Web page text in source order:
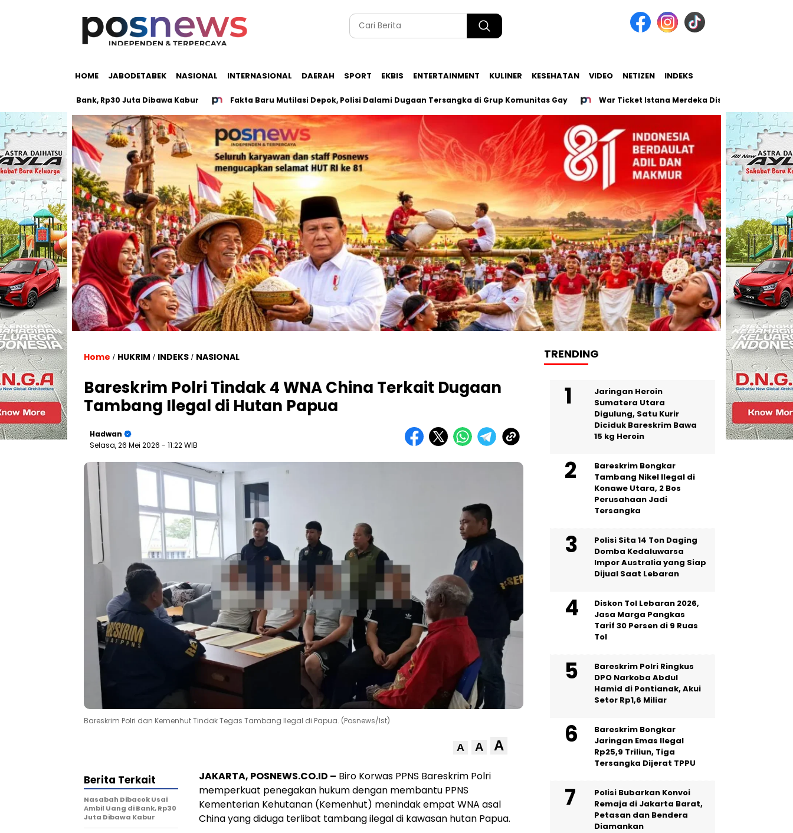
HOME JABODETABEK NASIONAL INTERNASIONAL DAERAH SPORT EKBIS ENTERTAINMENT KULINER KESEHATAN VIDEO NETIZEN INDEKS
Uang di Bank, Rp30 Juta Dibawa Kabur Fakta Baru Mutilasi Depok, Polisi Dalami Dugaan Tersangka di Grup Komunitas Gay War Ticket Istana Merdeka Diserbu, 128.331 Orang
Home / HUKRIM / INDEKS / NASIONAL
Bareskrim Polri Tindak 4 WNA China Terkait Dugaan
Tambang Ilegal di Hutan Papua
Hadwan
Selasa, 26 Mei 2026 - 11:22 WIB
Bareskrim Polri dan Kemenhut Tindak Tegas Tambang Ilegal di Papua. (Posnews/Ist)
A A A
JAKARTA, POSNEWS.CO.ID – Biro Korwas PPNS Bareskrim Polri
memperkuat penegakan hukum dengan membantu PPNS
Kementerian Kehutanan (Kemenhut) menindak empat WNA asal
China yang diduga terlibat tambang ilegal di kawasan hutan Papua.
Berita Terkait
Nasabah Dibacok Usai
Ambil Uang di Bank, Rp30
Juta Dibawa Kabur
TRENDING
Jaringan Heroin
Sumatera Utara
Digulung, Satu Kurir
Diciduk Bareskrim Bawa
15 kg Heroin
Bareskrim Bongkar
Tambang Nikel Ilegal di
Konawe Utara, 2 Bos
Perusahaan Jadi
Tersangka
Polisi Sita 14 Ton Daging
Domba Kedaluwarsa
Impor Australia yang Siap
Dijual Saat Lebaran
Diskon Tol Lebaran 2026,
Jasa Marga Pangkas
Tarif 30 Persen di 9 Ruas
Tol
Bareskrim Polri Ringkus
DPO Narkoba Abdul
Hamid di Pontianak, Akui
Setor Rp1,6 Miliar
Bareskrim Bongkar
Jaringan Emas Ilegal
Rp25,9 Triliun, Tiga
Tersangka Dijerat TPPU
Polisi Bubarkan Konvoi
Remaja di Jakarta Barat,
Petasan dan Bendera
Diamankan